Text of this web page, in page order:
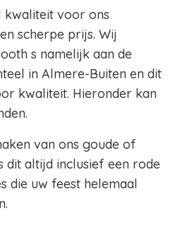
kwaliteit voor ons
scherpe prijs. Wij
s namelijk aan de
in Almere-Buiten en dit
kwaliteit. Hieronder kan
van ons goude of
dit altijd inclusief een rode
die uw feest helemaal